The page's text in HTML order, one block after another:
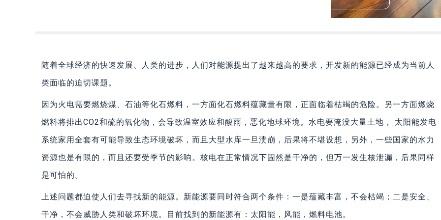
随着全球经济的快速发展、人类的进步，人们对能源提出了越来越高的要求，开发新的能源已经成为当前人
类面临的迫切课题。
因为火电需要燃烧煤、石油等化石燃料，一方面化石燃料蕴藏量有限，正面临着枯竭的危险。另一方面燃烧
燃料将排出CO2和硫的氧化物，会导致温室效应和酸雨，恶化地球环境。水电要淹没大量土地， 太阳能发电
系统家用全套有可能导致生态环境破坏，而且大型水库一旦溃崩，后果将不堪设想，另外，一些国家的水力
资源也是有限的，而且还要受季节的影响。核电在正常情况下固然是干净的，但万一发生核泄漏，后果同样
是可怕的。
上述问题都迫使人们去寻找新的能源。新能源要同时符合两个条件：一是蕴藏丰富，不会枯竭；二是安全、
干净，不会威胁人类和破坏环境。目前找到的新能源有：太阳能，风能，燃料电池。